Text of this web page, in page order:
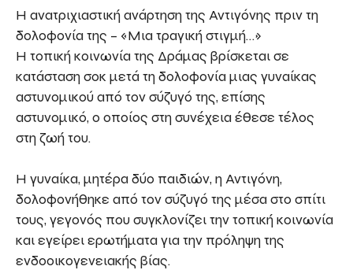
Η ανατριχιαστική ανάρτηση της Αντιγόνης πριν τη
δολοφονία της – «Μια τραγική στιγμή…»
Η τοπική κοινωνία της Δράμας βρίσκεται σε
κατάσταση σοκ μετά τη δολοφονία μιας γυναίκας
αστυνομικού από τον σύζυγό της, επίσης
αστυνομικό, ο οποίος στη συνέχεια έθεσε τέλος
στη ζωή του.
Η γυναίκα, μητέρα δύο παιδιών, η Αντιγόνη,
δολοφονήθηκε από τον σύζυγό της μέσα στο σπίτι
τους, γεγονός που συγκλονίζει την τοπική κοινωνία
και εγείρει ερωτήματα για την πρόληψη της
ενδοοικογενειακής βίας.